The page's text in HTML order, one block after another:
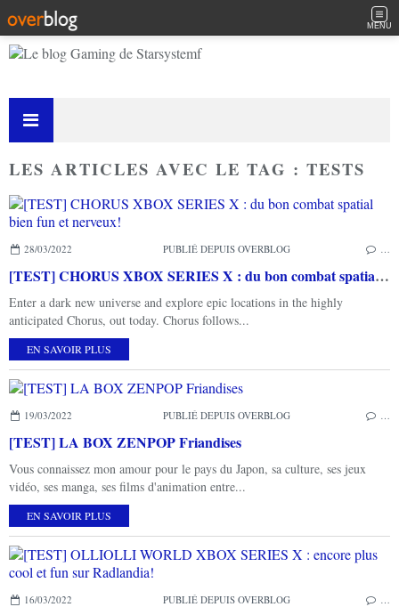
MENU
LES ARTICLES AVEC LE TAG : TESTS
28/03/2022 PUBLIÉ DEPUIS OVERBLOG
[TEST] CHORUS XBOX SERIES X : du bon combat spatial bien fun et nerveux!
Enter a dark new universe and explore epic locations in the highly
anticipated Chorus, out today. Chorus follows...
EN SAVOIR PLUS
19/03/2022 PUBLIÉ DEPUIS OVERBLOG
[TEST] LA BOX ZENPOP Friandises
Vous connaissez mon amour pour le pays du Japon, sa culture, ses jeux
vidéo, ses manga, ses films d'animation entre...
EN SAVOIR PLUS
16/03/2022 PUBLIÉ DEPUIS OVERBLOG